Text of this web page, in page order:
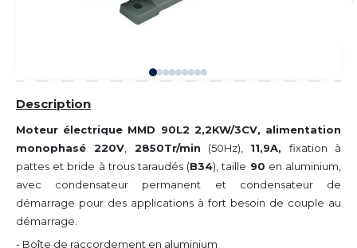
Description
Moteur électrique MMD 90L2 2,2KW/3CV, alimentation
monophasé 220V
2850Tr/min (50Hz), 11,9A, fixation à
pattes et bride à trous taraudés (B34), taille 90 en aluminium,
avec condensateur permanent et condensateur de
démarrage pour des applications à fort besoin de couple au
démarrage.
- Boîte de raccordement en aluminium